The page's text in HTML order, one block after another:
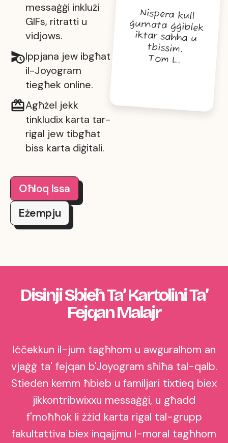
messaġġi inklużi
GIFs, ritratti u
vidjows.
Ippjana jew ibgħat
il-Joyogram
tiegħek online.
Agħżel jekk
tinkludix karta tar-
rigal jew tibgħat
biss karta diġitali.
Oħloq Issa
Eżempju
Nispera kull
ġurnata ġġiblek
iktar saħħa u
tbissim.
Tom L.
Disinji Sbieħ Ta’ Kartolini Ta’
Fejqan Malajr
Iċčekkun il-jum tagħhom u awguralhom an
vjaġġ ta' fejqan b'Joyogram sħiħa tal-qalb.
Stieden kemm ħbieb u familjari tixtieq biex
jikkontribwixxu messaġġi, u għadd
f'moħħok li żżid karta rigal tal-grupp
fakultattiva biex inqajjmu l-moral tagħhom